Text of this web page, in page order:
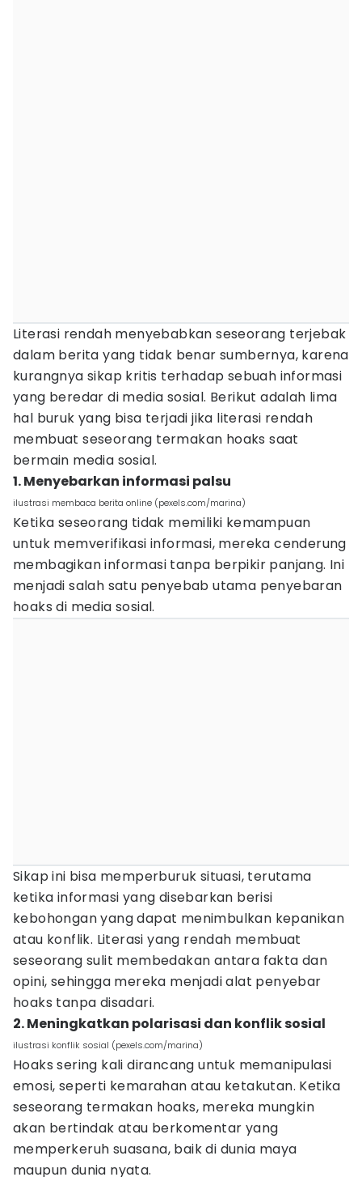
Literasi rendah menyebabkan seseorang terjebak
dalam berita yang tidak benar sumbernya, karena
kurangnya sikap kritis terhadap sebuah informasi
yang beredar di media sosial. Berikut adalah lima
hal buruk yang bisa terjadi jika literasi rendah
membuat seseorang termakan hoaks saat
bermain media sosial.
1. Menyebarkan informasi palsu
ilustrasi membaca berita online (pexels.com/marina)
Ketika seseorang tidak memiliki kemampuan
untuk memverifikasi informasi, mereka cenderung
membagikan informasi tanpa berpikir panjang. Ini
menjadi salah satu penyebab utama penyebaran
hoaks di media sosial.
Sikap ini bisa memperburuk situasi, terutama
ketika informasi yang disebarkan berisi
kebohongan yang dapat menimbulkan kepanikan
atau konflik. Literasi yang rendah membuat
seseorang sulit membedakan antara fakta dan
opini, sehingga mereka menjadi alat penyebar
hoaks tanpa disadari.
2. Meningkatkan polarisasi dan konflik sosial
ilustrasi konflik sosial (pexels.com/marina)
Hoaks sering kali dirancang untuk memanipulasi
emosi, seperti kemarahan atau ketakutan. Ketika
seseorang termakan hoaks, mereka mungkin
akan bertindak atau berkomentar yang
memperkeruh suasana, baik di dunia maya
maupun dunia nyata.